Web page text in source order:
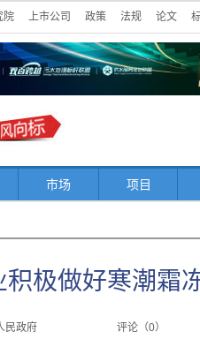
院 上市公司 政策 法规 论文
市场 项目
积极做好寒潮霜
民政府 评论（0）